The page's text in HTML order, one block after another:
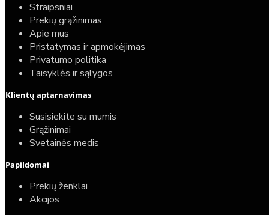
Straipsniai
Prekių grąžinimas
Apie mus
Pristatymas ir apmokėjimas
Privatumo politika
Taisyklės ir sąlygos
Klientų aptarnavimas
Susisiekite su mumis
Grąžinimai
Svetainės medis
Papildomai
Prekių ženklai
Akcijos